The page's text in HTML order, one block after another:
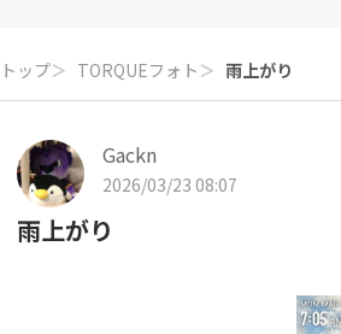
トップ＞ TORQUEフォト ＞ 雨上がり
Gackn
2026/03/23 08:07
雨上がり